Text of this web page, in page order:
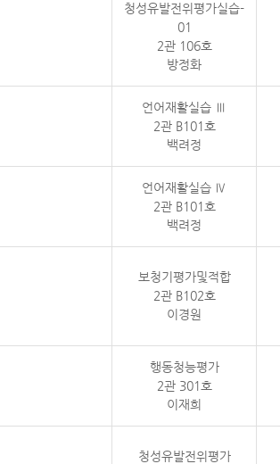
청성유발전위평가실습-
01
2관 106호
방정화
언어재활실습 Ⅲ
2관 B101호
백려정
언어재활실습 Ⅳ
2관 B101호
백려정
보청기평가및적합
2관 B102호
이경원
행동청능평가
2관 301호
이재희
청성유발전위평가